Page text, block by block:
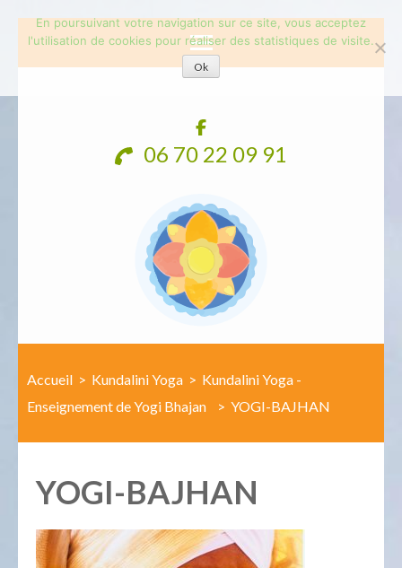
06 70 22 09 91
Accueil > Kundalini Yoga > Kundalini Yoga -
Enseignement de Yogi Bhajan
> YOGI-BAJHAN
YOGI-BAJHAN
En poursuivant votre navigation sur ce site, vous acceptez
l'utilisation de cookies pour réaliser des statistiques de visite.
Ok